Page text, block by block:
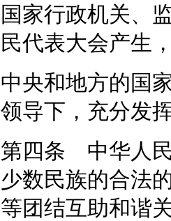
国家行政机关、
民代表大会产生
中央和地方的国
领导下，充分发
第四条 中华人
少数民族的合法
等团结互助和谐